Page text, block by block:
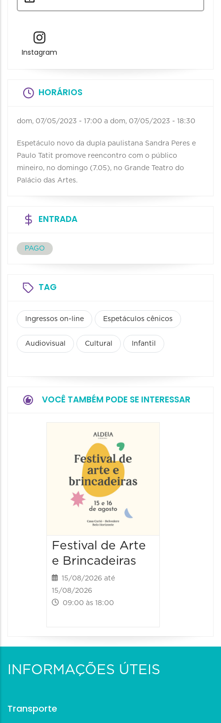
Instagram
HORÁRIOS
dom, 07/05/2023 - 17:00 a dom, 07/05/2023 - 18:30
Espetáculo novo da dupla paulistana Sandra Peres e
Paulo Tatit promove reencontro com o público
mineiro, no domingo (7.05), no Grande Teatro do
Palácio das Artes.
ENTRADA
PAGO
TAG
Ingressos on-line Espetáculos cênicos
Audiovisual Cultural Infantil
VOCÊ TAMBÉM PODE SE INTERESSAR
Festival de Arte
e Brincadeiras
15/08/2026 até
15/08/2026
09:00 às 18:00
INFORMAÇÕES ÚTEIS
Transporte